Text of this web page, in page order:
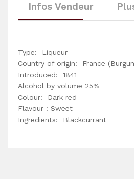
Infos Vendeur
Type: Liqueur
Country of origin: France
Introduced: 1841
Alcohol by volume 25%
Colour: Dark red
Flavour : Sweet
Ingredients: Blackcurrant